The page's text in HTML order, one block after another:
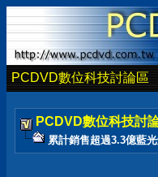
PCDVD數位科技討論區
PCDVD數位科技討
累計銷售超過3.3億藍